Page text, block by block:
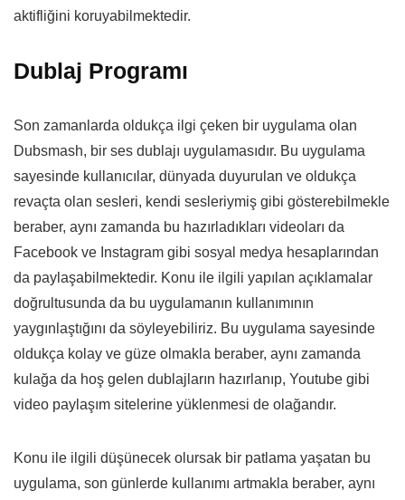
aktifliğini koruyabilmektedir.
Dublaj Programı
Son zamanlarda oldukça ilgi çeken bir uygulama olan
Dubsmash, bir ses dublajı uygulamasıdır. Bu uygulama
sayesinde kullanıcılar, dünyada duyurulan ve oldukça
revaçta olan sesleri, kendi sesleriymiş gibi gösterebilmekle
beraber, aynı zamanda bu hazırladıkları videoları da
Facebook ve Instagram gibi sosyal medya hesaplarından
da paylaşabilmektedir. Konu ile ilgili yapılan açıklamalar
doğrultusunda da bu uygulamanın kullanımının
yaygınlaştığını da söyleyebiliriz. Bu uygulama sayesinde
oldukça kolay ve güze olmakla beraber, aynı zamanda
kulağa da hoş gelen dublajların hazırlanıp, Youtube gibi
video paylaşım sitelerine yüklenmesi de olağandır.
Konu ile ilgili düşünecek olursak bir patlama yaşatan bu
uygulama, son günlerde kullanımı artmakla beraber, aynı